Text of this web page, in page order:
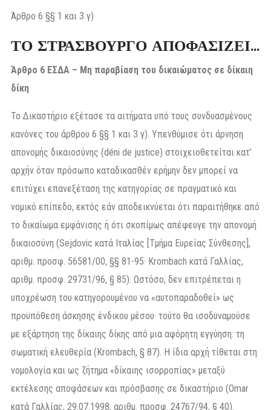
Άρθρο 6 §§ 1 και 3 γ)
ΤΟ ΣΤΡΑΣΒΟΥΡΓΟ ΑΠΟΦΑΣΙΖΕΙ…
Άρθρο 6 ΕΣΔΑ – Μη παραβίαση του δικαιώματος σε δίκαιη
δίκη
Το Δικαστήριο εξέτασε τα αιτήματα υπό τους συνδυασμένους
κανόνες του άρθρου 6 §§ 1 και 3 γ). Υπενθύμισε ότι άρνηση
απονομής δικαιοσύνης (déni de justice) στοιχειοθετείται κατ’
αρχήν όταν πρόσωπο καταδικασθέν ερήμην δεν μπορεί να
επιτύχει επανεξέταση της κατηγορίας σε πραγματικό και
νομικό επίπεδο, εκτός εάν αποδεικνύεται ότι παραιτήθηκε από
το δικαίωμα εμφάνισης ή ότι σκοπίμως απέφευγε την απονομή
δικαιοσύνη (Sejdovic κατά Ιταλίας [Τμήμα Ευρείας Σύνθεσης],
αριθμ. προσφ. 56581/00, §§ 81-95· Krombach κατά Γαλλίας,
αριθμ. προσφ. 29731/96, § 85). Ωστόσο, δεν επιτρέπεται η
υποχρέωση του κατηγορουμένου να «αυτοπαραδοθεί» ως
προϋπόθεση άσκησης ένδικου μέσου· τούτο θα ισοδυναμούσε
με εξάρτηση της δίκαιης δίκης από μια αφόρητη εγγύηση: τη
σωματική ελευθερία (Krombach, § 87). Η ίδια αρχή τίθεται στη
νομολογία και ως ζήτημα «δίκαιης ισορροπίας» μεταξύ
εκτέλεσης αποφάσεων και πρόσβασης σε δικαστήριο (Omar
κατά Γαλλίας, 29.07.1998, αριθμ. προσφ. 24767/94, § 40).